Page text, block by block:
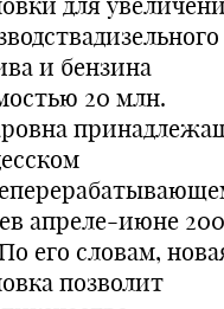
и бензина
20 млн.
апреле-июне
его словам,
позволит